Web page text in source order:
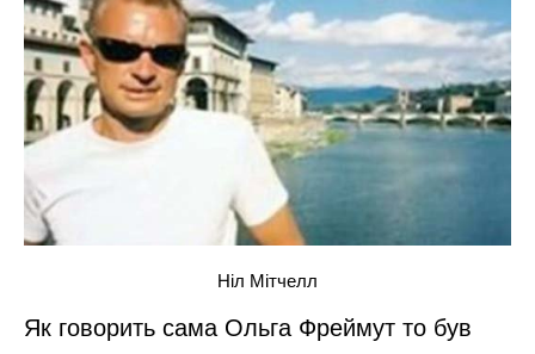
Ніл Мітчелл
Як говорить сама Ольга Фреймут то був